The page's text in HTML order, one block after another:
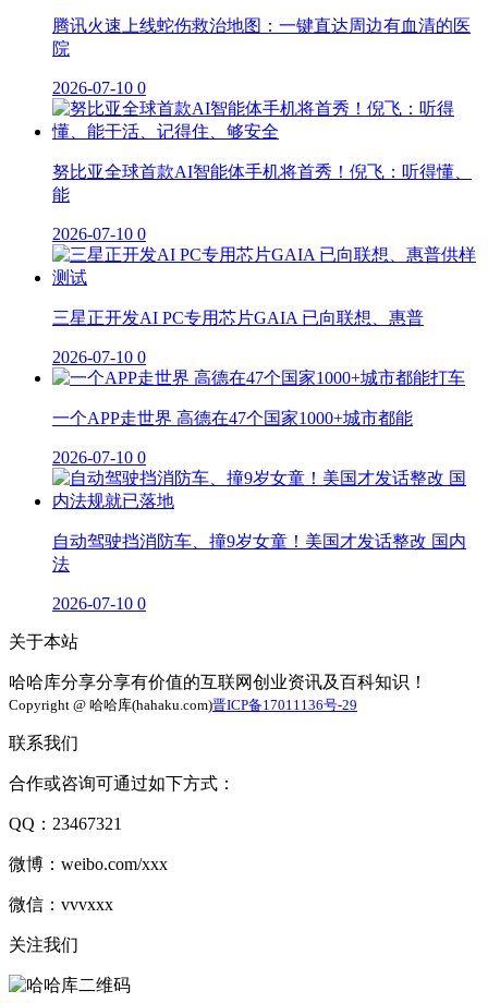
腾讯火速上线蛇伤救治地图：一键直达周边有血清的医
院
2026-07-10 0
努比亚全球首款AI智能体手机将首秀！倪飞：听得懂、
能
2026-07-10 0
三星正开发AI PC专用芯片GAIA 已向联想、惠普
2026-07-10 0
一个APP走世界 高德在47个国家1000+城市都能
2026-07-10 0
自动驾驶挡消防车、撞9岁女童！美国才发话整改 国内
法
2026-07-10 0
关于本站
哈哈库分享分享有价值的互联网创业资讯及百科知识！
Copyright @ 哈哈库(hahaku.com)晋ICP备17011136号-29
联系我们
合作或咨询可通过如下方式：
QQ：23467321
微博：weibo.com/xxx
微信：vvvxxx
关注我们